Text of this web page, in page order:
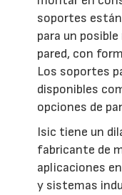
soportes
para un
pared, con
Los soportes
disponibles
opciones de
Isic tiene un
fabricante de
aplicaciones
y sistemas